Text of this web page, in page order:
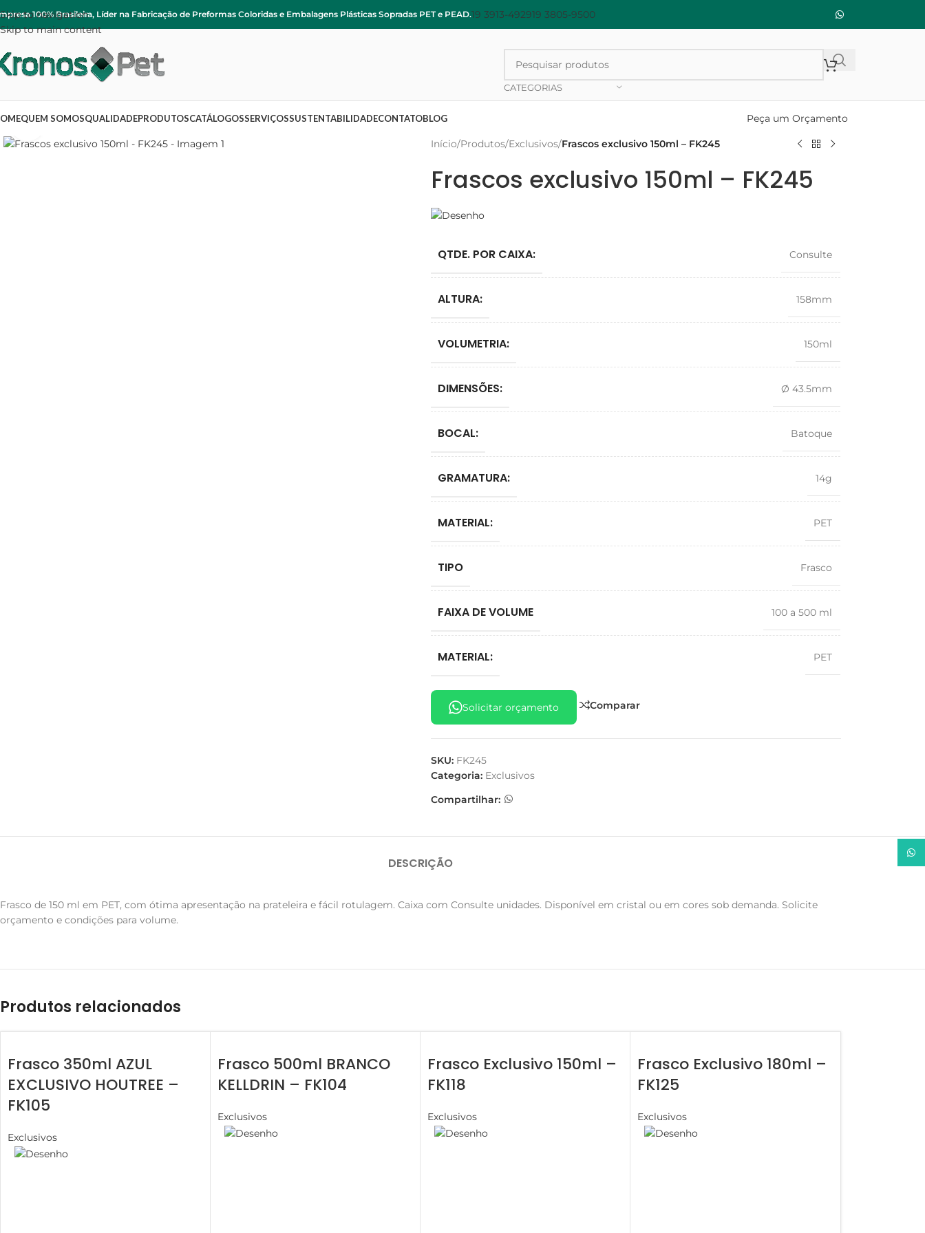
Skip to navigation
Skip to main content
100% Brasileira, Líder na Fabricação de Preformas Coloridas e Embalagens Plásticas Sopradas PET e PEAD.19 3913-492919 3805-9500
CATEGORIAS
QUEM SOMOSQUALIDADEPRODUTOSCATÁLOGOSSERVIÇOSSUSTENTABILIDADECONTATOBLOG Peça um Orçamento
Clique para ampliar
Início/Produtos/Exclusivos/Frascos exclusivo 150ml – FK245
Frascos exclusivo 150ml – FK245
QTDE. POR CAIXA: Consulte
ALTURA: 158mm
VOLUMETRIA: 150ml
DIMENSÕES: Ø 43.5mm
BOCAL: Batoque
GRAMATURA: 14g
MATERIAL: PET
TIPO Frasco
FAIXA DE VOLUME 100 a 500 ml
MATERIAL: PET
Solicitar orçamento Comparar
SKU: FK245
Categoria: Exclusivos
Compartilhar:
DESCRIÇÃO
Frasco de 150 ml em PET, com ótima apresentação na prateleira e fácil rotulagem. Caixa com Consulte unidades. Disponível em cristal ou em cores sob demanda. Solicite
orçamento e condições para volume.
Produtos relacionados
Frasco 350ml AZUL
EXCLUSIVO HOUTREE –
FK105
Exclusivos
Frasco 500ml BRANCO
KELLDRIN – FK104
Exclusivos
Frasco Exclusivo 150ml –
FK118
Exclusivos
Frasco Exclusivo 180ml –
FK125
Exclusivos